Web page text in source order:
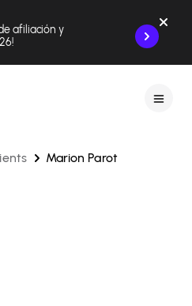
afiliación y
Marion Parot